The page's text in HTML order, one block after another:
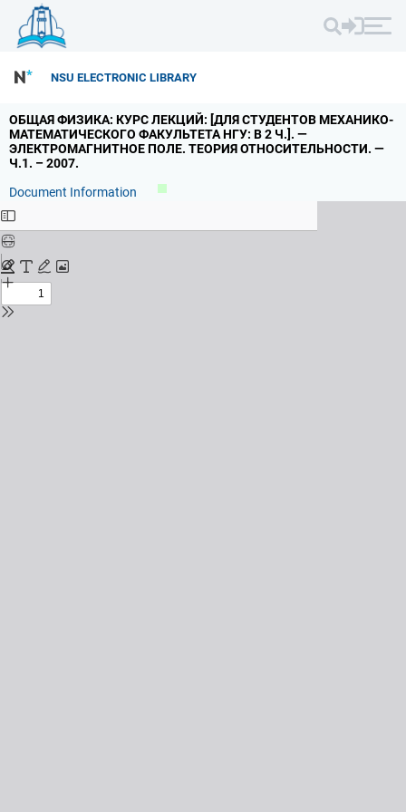
NSU ELECTRONIC LIBRARY
ОБЩАЯ ФИЗИКА: КУРС ЛЕКЦИЙ: [ДЛЯ СТУДЕНТОВ МЕХАНИКО-
МАТЕМАТИЧЕСКОГО ФАКУЛЬТЕТА НГУ: В 2 Ч.]. —
ЭЛЕКТРОМАГНИТНОЕ ПОЛЕ. ТЕОРИЯ ОТНОСИТЕЛЬНОСТИ. —
Ч.1. – 2007.
Document Information